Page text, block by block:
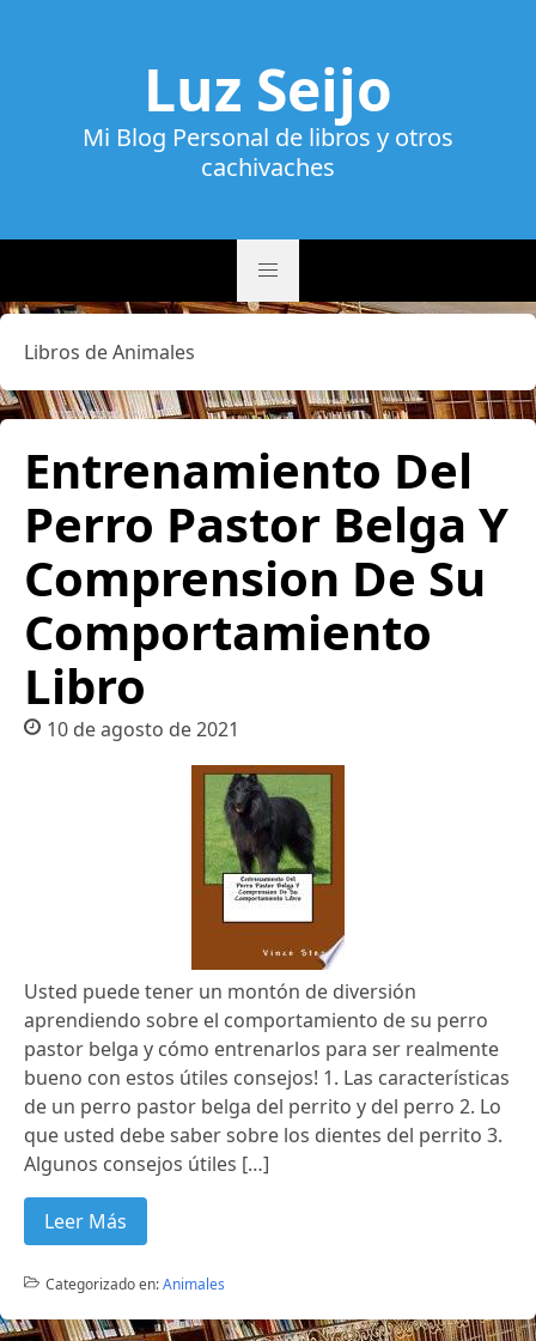
Luz Seijo
Mi Blog Personal de libros y otros
cachivaches
Libros de Animales
Entrenamiento Del
Perro Pastor Belga Y
Comprension De Su
Comportamiento
Libro
10 de agosto de 2021
Usted puede tener un montón de diversión
aprendiendo sobre el comportamiento de su perro
pastor belga y cómo entrenarlos para ser realmente
bueno con estos útiles consejos! 1. Las características
de un perro pastor belga del perrito y del perro 2. Lo
que usted debe saber sobre los dientes del perrito 3.
Algunos consejos útiles […]
Leer Más
Categorizado en:Animales